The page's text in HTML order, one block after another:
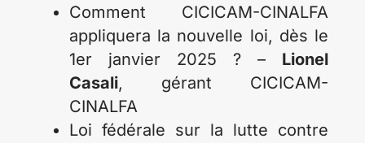
Comment CICICAM-CINALFA
appliquera la nouvelle loi, dès le
1er janvier 2025 ? – Lionel
Casali, gérant CICICAM-
CINALFA
Loi fédérale sur la lutte contre